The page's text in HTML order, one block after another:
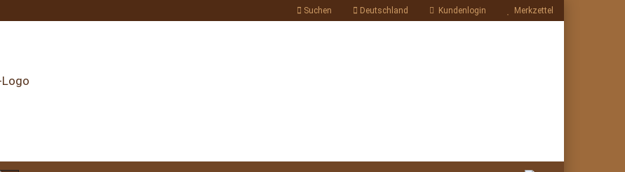
Suchen Deutschland Kundenlogin Merkzettel